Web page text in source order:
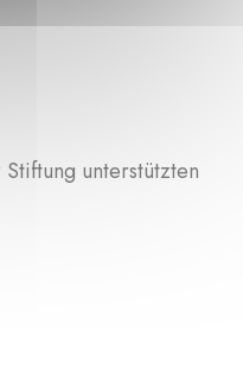
unterstützten